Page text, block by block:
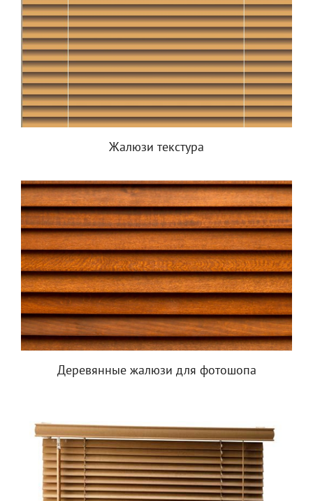
Жалюзи текстура
Деревянные жалюзи для фотошопа